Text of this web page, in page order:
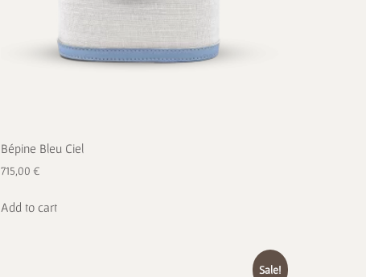
Bépine Bleu Ciel
715,00 €
Add to cart
Sale!